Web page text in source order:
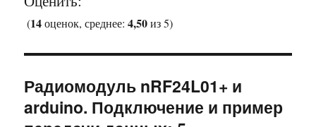
(14оценок, среднее:4,50из 5)
Радиомодуль nRF24L01+ и
arduino. Подключение и пример